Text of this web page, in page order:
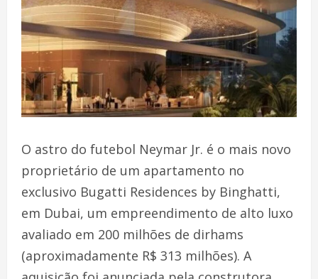
O astro do futebol Neymar Jr. é o mais novo
proprietário de um apartamento no
exclusivo Bugatti Residences by Binghatti,
em Dubai, um empreendimento de alto luxo
avaliado em 200 milhões de dirhams
(aproximadamente R$ 313 milhões). A